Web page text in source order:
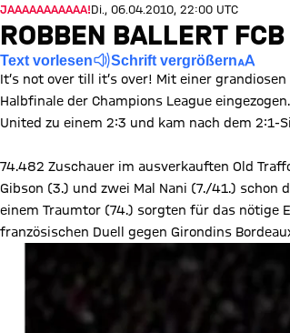
JAAAAAAAAAAA!Di., 06.04.2010, 22:00 UTC
ROBBEN BALLERT
Text vorlesen Schrift vergrößern
It’s not over till it’s over! Mit einer
Halbfinale der Champions League
United zu einem 2:3 und kam nach dem
74.482 Zuschauer im ausverkauften Old
Gibson (3.) und zwei Mal Nani (7./41.) schon
einem Traumtor (74.) sorgten für das nötige
französischen Duell gegen Girondins